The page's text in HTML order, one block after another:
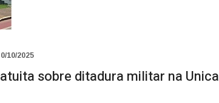
10/2025
sobre ditadura militar na Unica